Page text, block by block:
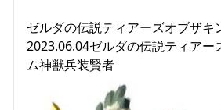
ゼルダの伝説ティアーズオブザキ
2023.06.04ゼルダの伝説ティアー
ム神獣兵装賢者